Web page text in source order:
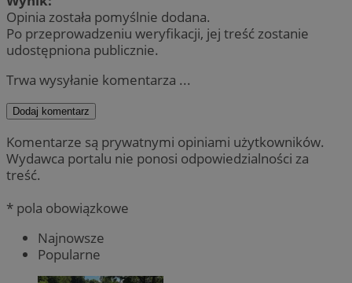
Opinia została pomyślnie dodana.
Po przeprowadzeniu weryfikacji, jej treść zostanie
udostępniona publicznie.
Trwa wysyłanie komentarza ...
Dodaj komentarz
Komentarze są prywatnymi opiniami użytkowników.
Wydawca portalu nie ponosi odpowiedzialności za
treść.
* pola obowiązkowe
Najnowsze
Popularne